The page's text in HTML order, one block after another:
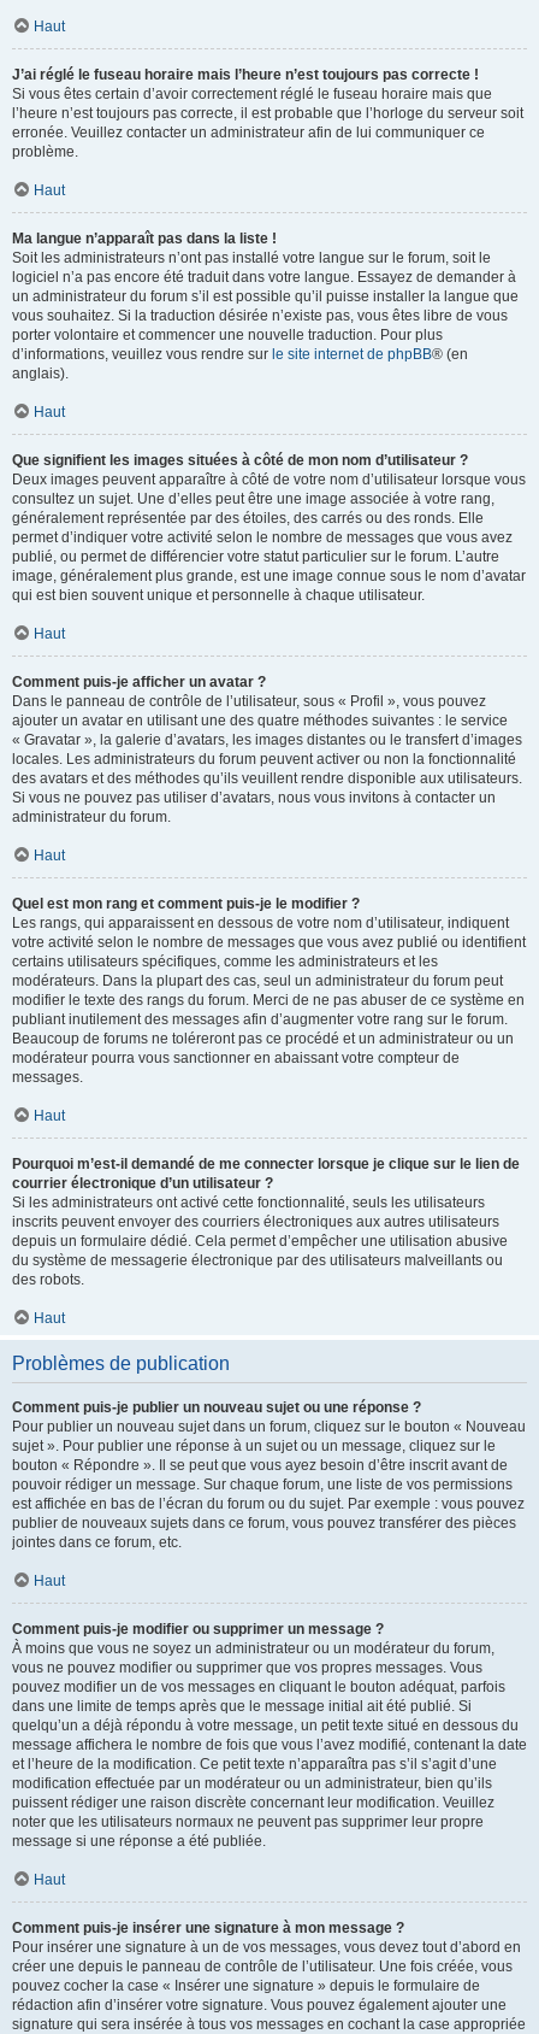
Haut
J’ai réglé le fuseau horaire mais l’heure n’est toujours pas correcte !
Si vous êtes certain d’avoir correctement réglé le fuseau horaire mais que
l’heure n’est toujours pas correcte, il est probable que l’horloge du serveur soit
erronée. Veuillez contacter un administrateur afin de lui communiquer ce
problème.
Haut
Ma langue n’apparaît pas dans la liste !
Soit les administrateurs n’ont pas installé votre langue sur le forum, soit le
logiciel n’a pas encore été traduit dans votre langue. Essayez de demander à
un administrateur du forum s’il est possible qu’il puisse installer la langue que
vous souhaitez. Si la traduction désirée n’existe pas, vous êtes libre de vous
porter volontaire et commencer une nouvelle traduction. Pour plus
d’informations, veuillez vous rendre sur le site internet de phpBB® (en
anglais).
Haut
Que signifient les images situées à côté de mon nom d’utilisateur ?
Deux images peuvent apparaître à côté de votre nom d’utilisateur lorsque vous
consultez un sujet. Une d’elles peut être une image associée à votre rang,
généralement représentée par des étoiles, des carrés ou des ronds. Elle
permet d’indiquer votre activité selon le nombre de messages que vous avez
publié, ou permet de différencier votre statut particulier sur le forum. L’autre
image, généralement plus grande, est une image connue sous le nom d’avatar
qui est bien souvent unique et personnelle à chaque utilisateur.
Haut
Comment puis-je afficher un avatar ?
Dans le panneau de contrôle de l’utilisateur, sous « Profil », vous pouvez
ajouter un avatar en utilisant une des quatre méthodes suivantes : le service
« Gravatar », la galerie d’avatars, les images distantes ou le transfert d’images
locales. Les administrateurs du forum peuvent activer ou non la fonctionnalité
des avatars et des méthodes qu’ils veuillent rendre disponible aux utilisateurs.
Si vous ne pouvez pas utiliser d’avatars, nous vous invitons à contacter un
administrateur du forum.
Haut
Quel est mon rang et comment puis-je le modifier ?
Les rangs, qui apparaissent en dessous de votre nom d’utilisateur, indiquent
votre activité selon le nombre de messages que vous avez publié ou identifient
certains utilisateurs spécifiques, comme les administrateurs et les
modérateurs. Dans la plupart des cas, seul un administrateur du forum peut
modifier le texte des rangs du forum. Merci de ne pas abuser de ce système en
publiant inutilement des messages afin d’augmenter votre rang sur le forum.
Beaucoup de forums ne toléreront pas ce procédé et un administrateur ou un
modérateur pourra vous sanctionner en abaissant votre compteur de
messages.
Haut
Pourquoi m’est-il demandé de me connecter lorsque je clique sur le lien de
courrier électronique d’un utilisateur ?
Si les administrateurs ont activé cette fonctionnalité, seuls les utilisateurs
inscrits peuvent envoyer des courriers électroniques aux autres utilisateurs
depuis un formulaire dédié. Cela permet d’empêcher une utilisation abusive
du système de messagerie électronique par des utilisateurs malveillants ou
des robots.
Haut
Problèmes de publication
Comment puis-je publier un nouveau sujet ou une réponse ?
Pour publier un nouveau sujet dans un forum, cliquez sur le bouton « Nouveau
sujet ». Pour publier une réponse à un sujet ou un message, cliquez sur le
bouton « Répondre ». Il se peut que vous ayez besoin d’être inscrit avant de
pouvoir rédiger un message. Sur chaque forum, une liste de vos permissions
est affichée en bas de l’écran du forum ou du sujet. Par exemple : vous pouvez
publier de nouveaux sujets dans ce forum, vous pouvez transférer des pièces
jointes dans ce forum, etc.
Haut
Comment puis-je modifier ou supprimer un message ?
À moins que vous ne soyez un administrateur ou un modérateur du forum,
vous ne pouvez modifier ou supprimer que vos propres messages. Vous
pouvez modifier un de vos messages en cliquant le bouton adéquat, parfois
dans une limite de temps après que le message initial ait été publié. Si
quelqu’un a déjà répondu à votre message, un petit texte situé en dessous du
message affichera le nombre de fois que vous l’avez modifié, contenant la date
et l’heure de la modification. Ce petit texte n’apparaîtra pas s’il s’agit d’une
modification effectuée par un modérateur ou un administrateur, bien qu’ils
puissent rédiger une raison discrète concernant leur modification. Veuillez
noter que les utilisateurs normaux ne peuvent pas supprimer leur propre
message si une réponse a été publiée.
Haut
Comment puis-je insérer une signature à mon message ?
Pour insérer une signature à un de vos messages, vous devez tout d’abord en
créer une depuis le panneau de contrôle de l’utilisateur. Une fois créée, vous
pouvez cocher la case « Insérer une signature » depuis le formulaire de
rédaction afin d’insérer votre signature. Vous pouvez également ajouter une
signature qui sera insérée à tous vos messages en cochant la case appropriée